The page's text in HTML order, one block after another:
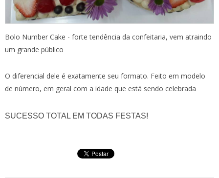
Bolo Number Cake - forte tendência da confeitaria, vem atraindo
um grande público
O diferencial dele é exatamente seu formato. Feito em modelo
de número, em geral com a idade que está sendo celebrada
SUCESSO TOTAL EM TODAS FESTAS!